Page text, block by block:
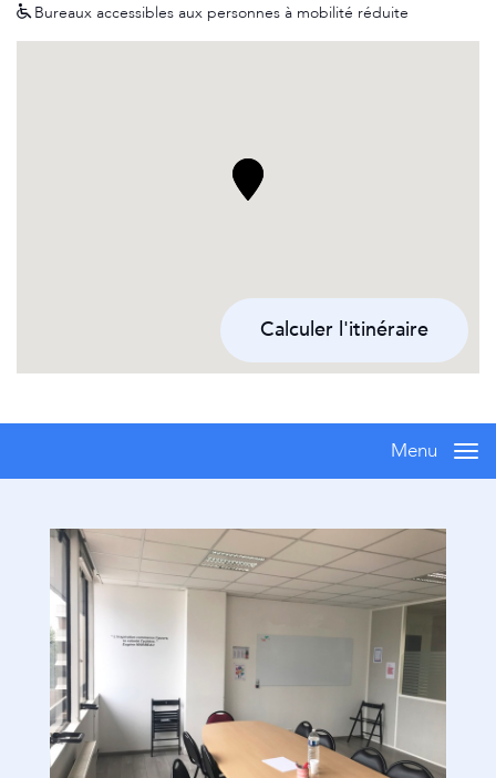
Bureaux accessibles aux personnes à mobilité réduite
Calculer l'itinéraire
Menu